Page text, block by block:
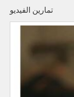
تمارين الفيديو